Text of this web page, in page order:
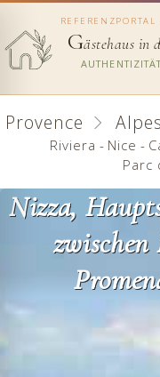
Gästehaus in
Provence
Riviera - Nice -
Parc
Nizza,